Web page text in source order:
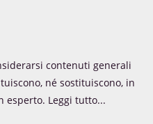
contenuti generali
né sostituiscono, in
esperto. Leggi tutto...